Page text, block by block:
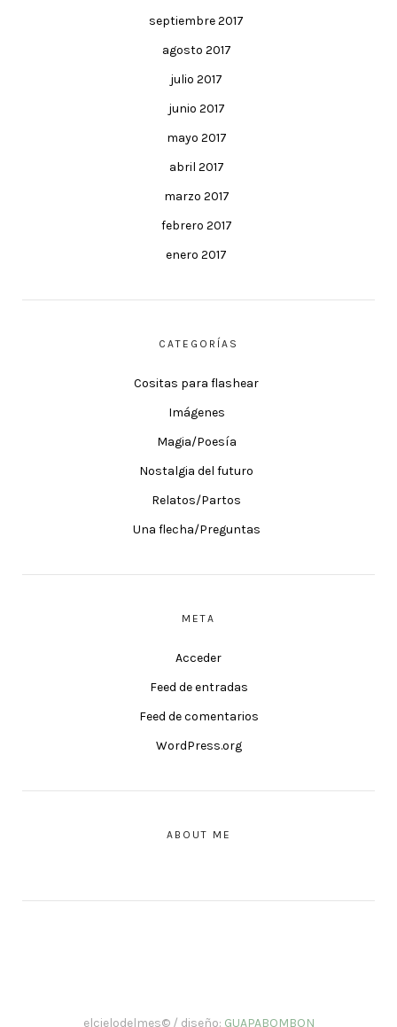
septiembre 2017
agosto 2017
julio 2017
junio 2017
mayo 2017
abril 2017
marzo 2017
febrero 2017
enero 2017
CATEGORÍAS
Cositas para flashear
Imágenes
Magia/Poesía
Nostalgia del futuro
Relatos/Partos
Una flecha/Preguntas
META
Acceder
Feed de entradas
Feed de comentarios
WordPress.org
ABOUT ME
elcielodelmes© / diseño: GUAPABOMBON